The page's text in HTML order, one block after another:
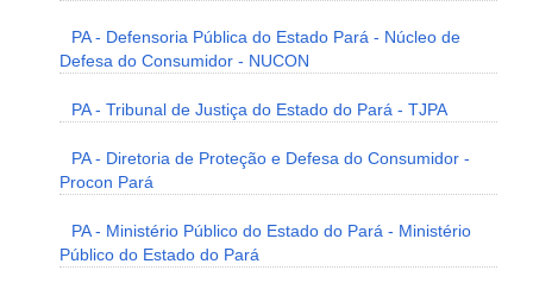
PA - Defensoria Pública do Estado Pará - Núcleo de
Defesa do Consumidor - NUCON
PA - Tribunal de Justiça do Estado do Pará - TJPA
PA - Diretoria de Proteção e Defesa do Consumidor -
Procon Pará
PA - Ministério Público do Estado do Pará - Ministério
Público do Estado do Pará